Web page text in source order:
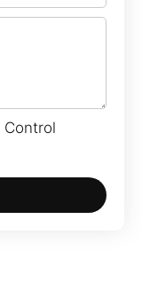
Control